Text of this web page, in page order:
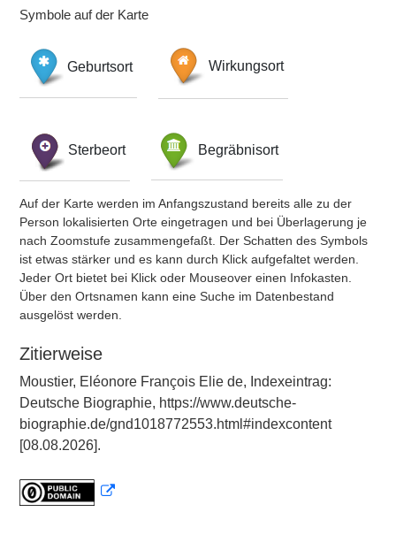
Symbole auf der Karte
Geburtsort Wirkungsort
Sterbeort Begräbnisort
Auf der Karte werden im Anfangszustand bereits alle zu der
Person lokalisierten Orte eingetragen und bei Überlagerung je
nach Zoomstufe zusammengefaßt. Der Schatten des Symbols
ist etwas stärker und es kann durch Klick aufgefaltet werden.
Jeder Ort bietet bei Klick oder Mouseover einen Infokasten.
Über den Ortsnamen kann eine Suche im Datenbestand
ausgelöst werden.
Zitierweise
Moustier, Eléonore François Elie de, Indexeintrag:
Deutsche Biographie, https://www.deutsche-
biographie.de/gnd1018772553.html#indexcontent
[08.08.2026].